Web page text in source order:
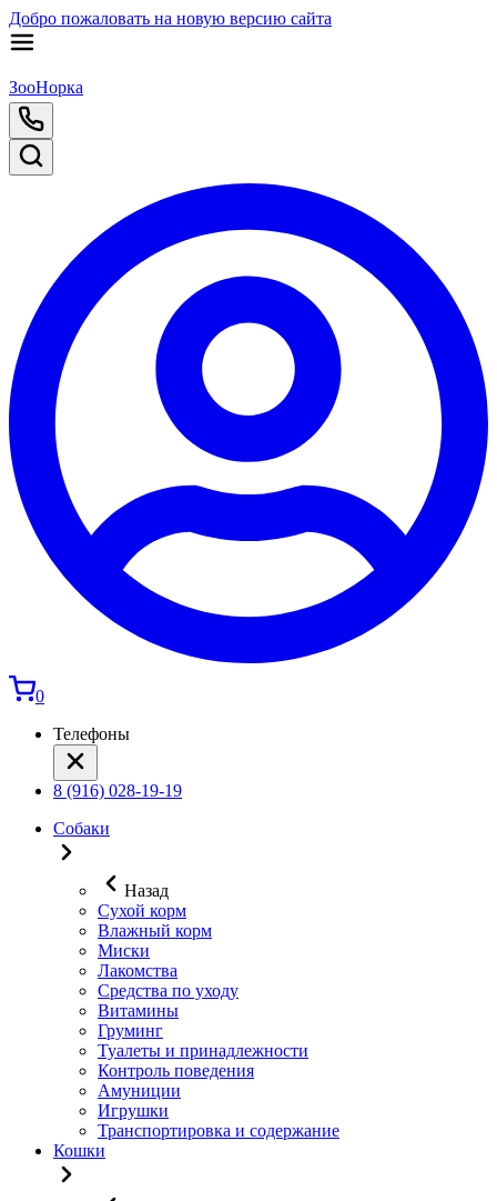
Добро пожаловать на новую версию сайта
ЗооНорка
0
Телефоны
8 (916) 028-19-19
Собаки
Назад
Сухой корм
Влажный корм
Миски
Лакомства
Средства по уходу
Витамины
Груминг
Туалеты и принадлежности
Контроль поведения
Амуниции
Игрушки
Транспортировка и содержание
Кошки